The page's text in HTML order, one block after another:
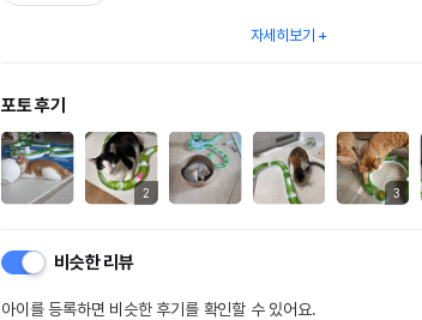
자세히보기
포토 후기
2 3
비슷한 리뷰
아이를 등록하면 비슷한 후기를 확인할 수 있어요.